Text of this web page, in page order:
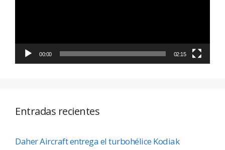
00:00 02:15
Entradas recientes
Daher Aircraft entrega el turbohélice Kodiak